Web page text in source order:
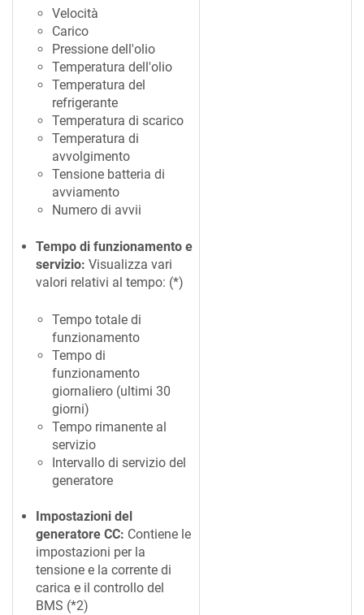
Velocità
Carico
Pressione dell'olio
Temperatura dell'olio
Temperatura del
refrigerante
Temperatura di scarico
Temperatura di
avvolgimento
Tensione batteria di
avviamento
Numero di avvii
Tempo di funzionamento e
servizio: Visualizza vari
valori relativi al tempo: (*)
Tempo totale di
funzionamento
Tempo di
funzionamento
giornaliero (ultimi 30
giorni)
Tempo rimanente al
servizio
Intervallo di servizio del
generatore
Impostazioni del
generatore CC: Contiene le
impostazioni per la
tensione e la corrente di
carica e il controllo del
BMS (*2)